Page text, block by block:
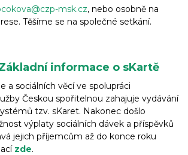
msk.cz, nebo osobně na
Těšíme se na společné setkání.
Základní informace o sKartě
a sociálních věcí ve spolupráci
Českou spořitelnou zahajuje vydávání
tzv. sKaret. Nakonec došlo
výplaty sociálních dávek a příspěvků
jejich příjemcům až do konce roku
zde.